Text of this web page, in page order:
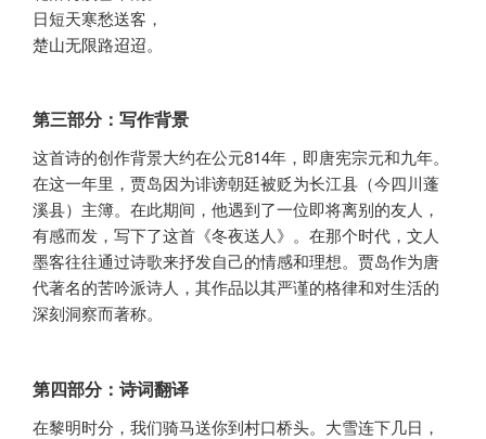
日短天寒愁送客，
楚山无限路迢迢。
第三部分：写作背景
这首诗的创作背景大约在公元814年，即唐宪宗元和九年。
在这一年里，贾岛因为诽谤朝廷被贬为长江县（今四川蓬
溪县）主簿。在此期间，他遇到了一位即将离别的友人，
有感而发，写下了这首《冬夜送人》。在那个时代，文人
墨客往往通过诗歌来抒发自己的情感和理想。贾岛作为唐
代著名的苦吟派诗人，其作品以其严谨的格律和对生活的
深刻洞察而著称。
第四部分：诗词翻译
在黎明时分，我们骑马送你到村口桥头。大雪连下几日，